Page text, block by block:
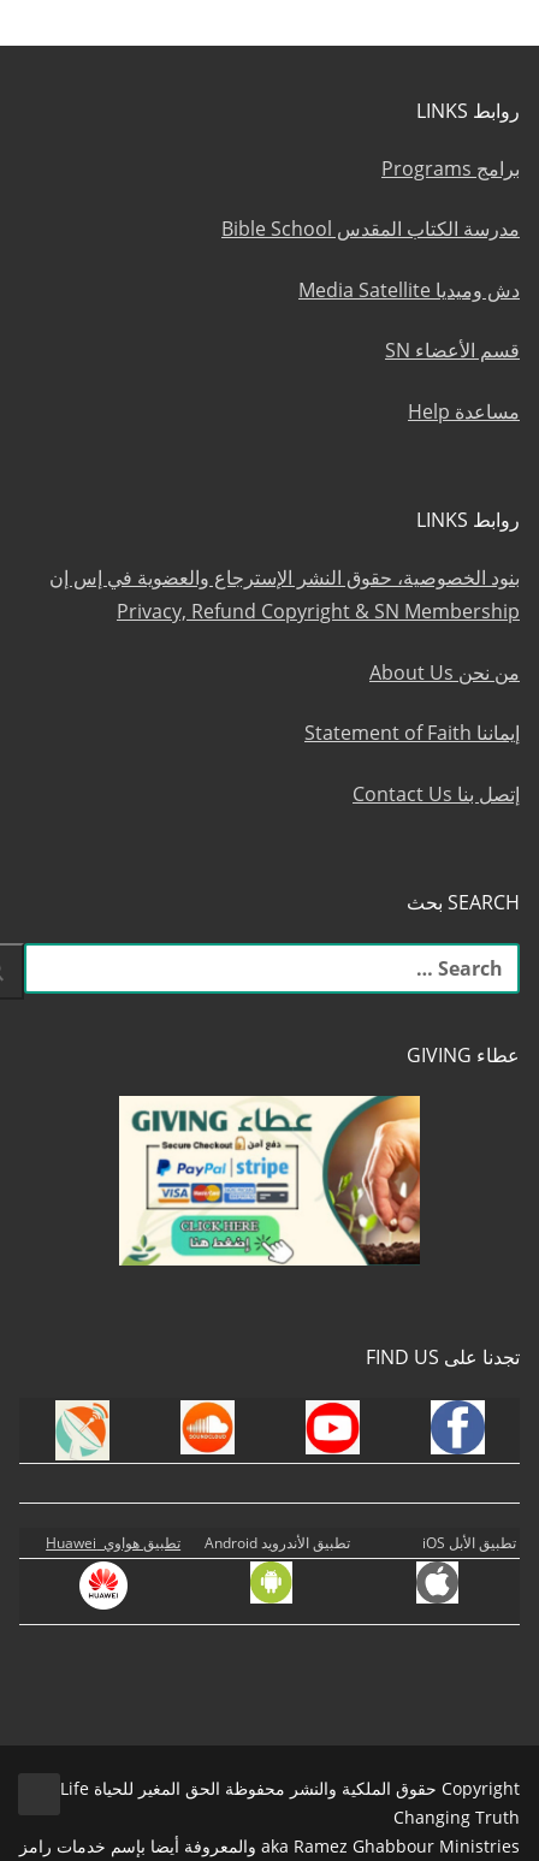
روابط LINKS
برامج Programs
مدرسة الكتاب المقدس Bible School
دش وميديا Media Satellite
قسم الأعضاء SN
مساعدة Help
روابط LINKS
بنود الخصوصية، حقوق النشر الإسترجاع والعضوية في إس إن
Privacy, Refund Copyright & SN Membership
من نحن About Us
إيماننا Statement of Faith
إتصل بنا Contact Us
SEARCH بحث
البحث
عن:
عطاء GIVING
تجدنا على FIND US
تطبيق الأبل iOS تطبيق الأندرويد Android تطبيق هواوي Huawei
Copyright حقوق الملكية والنشر محفوظة الحق المغير للحياة Life
Changing Truth
aka Ramez Ghabbour Ministries والمعروفة أيضا بإسم خدمات رامز